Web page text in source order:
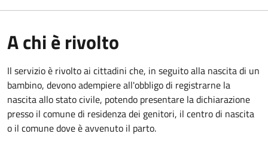
A chi è rivolto
Il servizio è rivolto ai cittadini che, in seguito alla nascita di un
bambino, devono adempiere all'obbligo di registrarne la
nascita allo stato civile, potendo presentare la dichiarazione
presso il comune di residenza dei genitori, il centro di nascita
o il comune dove è avvenuto il parto.